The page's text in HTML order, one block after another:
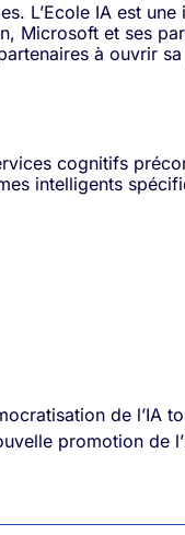
L’Ecole IA est
Microsoft et ses
à ouvrir
cognitifs
intelligents
de l’IA
promotion de